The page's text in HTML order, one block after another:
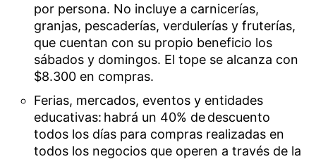
por persona. No incluye a carnicerías,
granjas, pescaderías, verdulerías y fruterías,
que cuentan con su propio beneficio los
sábados y domingos. El tope se alcanza con
$8.300 en compras.
Ferias, mercados, eventos y entidades
educativas: habrá un 40% de descuento
todos los días para compras realizadas en
todos los negocios que operen a través de la